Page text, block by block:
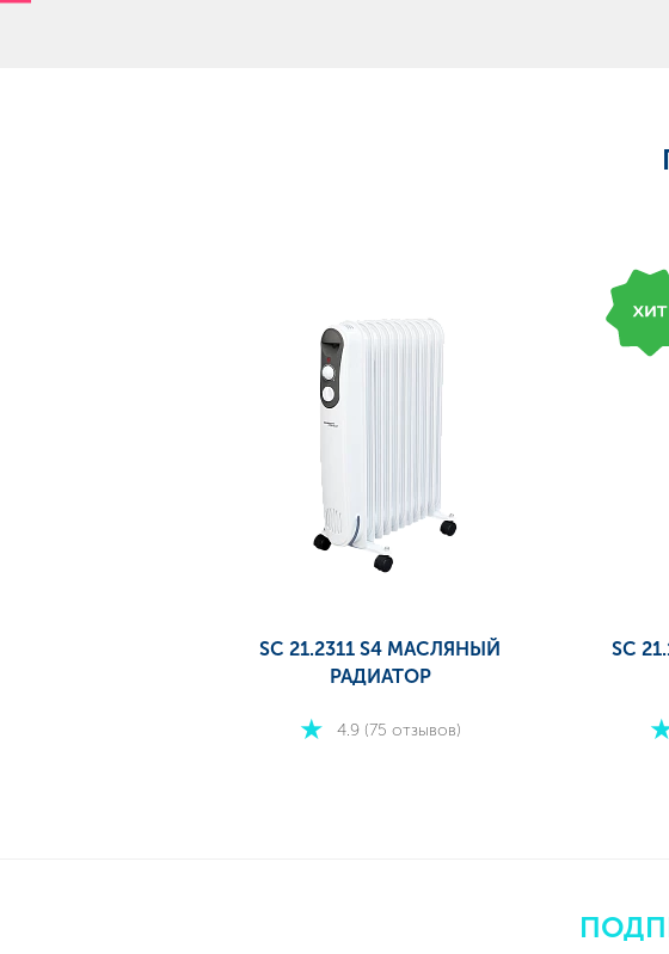
SC 21.2311 S4 МАСЛЯНЫЙ
РАДИАТОР
4.9 (75 отзывов)
SC